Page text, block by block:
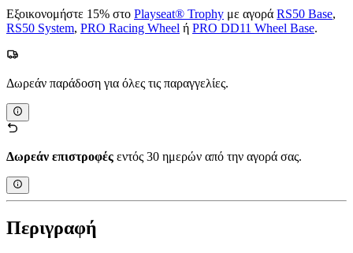
Εξοικονομήστε 15% στο Playseat® Trophy με αγορά RS50 Base,
RS50 System, PRO Racing Wheel ή PRO DD11 Wheel Base.
Δωρεάν παράδοση για όλες τις παραγγελίες.
Δωρεάν επιστροφές εντός 30 ημερών από την αγορά σας.
Περιγραφή